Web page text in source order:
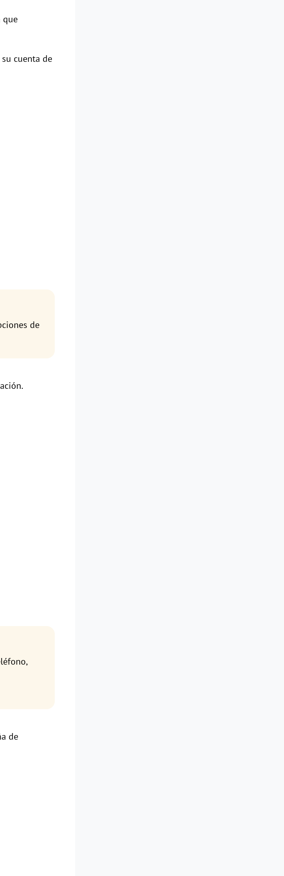
que
cuenta de
de
de